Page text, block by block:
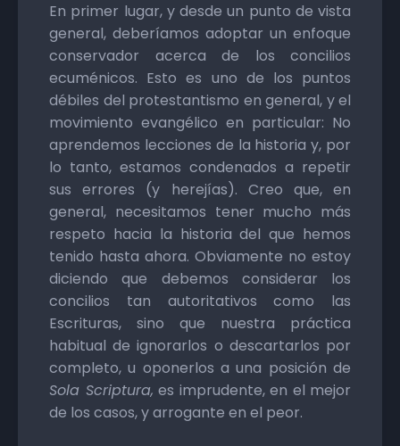
En primer lugar, y desde un punto de vista
general, deberíamos adoptar un enfoque
conservador acerca de los concilios
ecuménicos. Esto es uno de los puntos
débiles del protestantismo en general, y el
movimiento evangélico en particular: No
aprendemos lecciones de la historia y, por
lo tanto, estamos condenados a repetir
sus errores (y herejías). Creo que, en
general, necesitamos tener mucho más
respeto hacia la historia del que hemos
tenido hasta ahora. Obviamente no estoy
diciendo que debemos considerar los
concilios tan autoritativos como las
Escrituras, sino que nuestra práctica
habitual de ignorarlos o descartarlos por
completo, u oponerlos a una posición de
Sola Scriptura, es imprudente, en el mejor
de los casos, y arrogante en el peor.